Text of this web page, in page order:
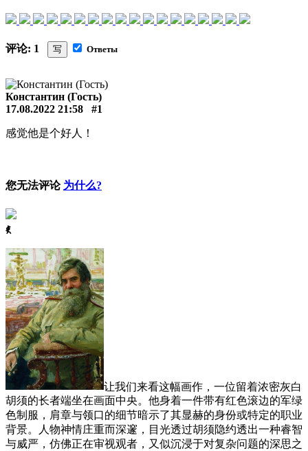
评论: 1 写 Ответы
Константин (Гость)
17.08.2022 21:58
#1
感觉他是个好人！
您无法评论 为什么?
ꈅ
让我们来看这幅画作，一位留着浓密灰白
胡须的长者端坐在画面中央。他身着一件带有红色滚边的军绿
色制服，肩章与领口的细节暗示了其显赫的身份或特定的职业
背景。人物神情庄重而深邃，目光透过胡须隐约透出一种睿智
与威严，仿佛正在审视观者，又似沉浸于对复杂问题的深思之